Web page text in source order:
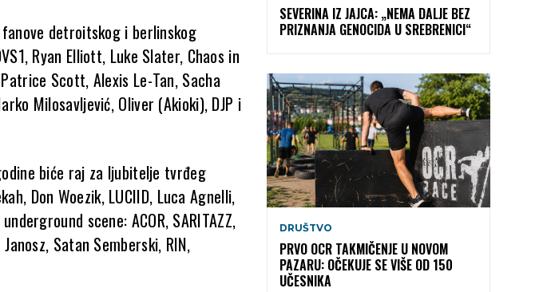
detroitskog i berlinskog
Ryan Elliott, Luke Slater, Chaos in
Scott, Alexis Le-Tan, Sacha
Milosavljević, Oliver (Akioki), DJP i
biće raj za ljubitelje tvrđeg
Don Woezik, LUCIID, Luca Agnelli,
scene: ACOR, SARITAZZ,
Satan Semberski, RIN,
SEVERINA IZ JAJCA: „NEMA DALJE BEZ
PRIZNANJA GENOCIDA U SREBRENICI“
DRUŠTVO
PRVO OCR TAKMIČENJE U NOVOM
PAZARU: OČEKUJE SE VIŠE OD 150
UČESNIKA